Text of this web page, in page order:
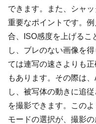
できます。また、シャ
重要なポイントです。
合、ISO感度を上げるこ
し、ブレのない画像を
ては連写の速さよりも
もあります。その際は
し、被写体の動きに追
を撮影できます。この
モードの選択が、撮影の